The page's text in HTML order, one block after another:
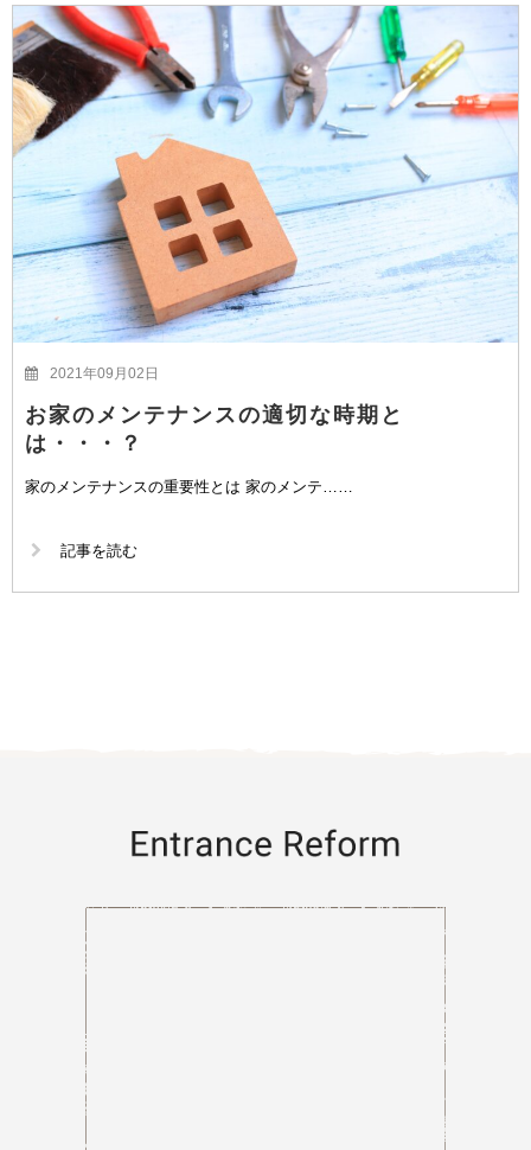
2021年09月02日
お家のメンテナンスの適切な時期と
は・・・？
家のメンテナンスの重要性とは 家のメンテ……
記事を読む